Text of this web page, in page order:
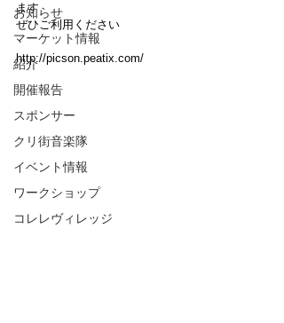
お知らせ
マーケット情報
紹介
開催報告
スポンサー
クリ街音楽隊
イベント情報
ワークショップ
コレレヴィレッジ
ます
ぜひご利用ください
http://picson.peatix.com/